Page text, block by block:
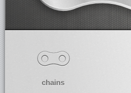
chains